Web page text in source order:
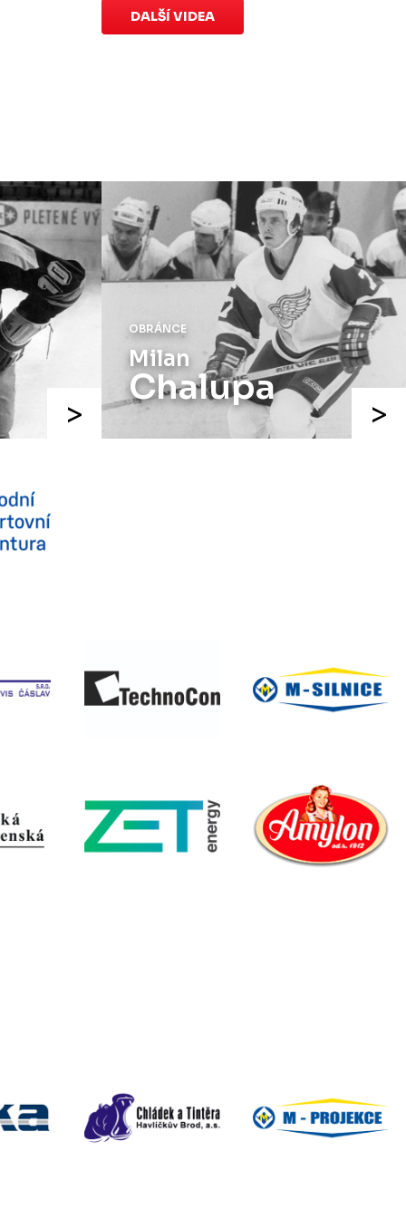
speciálních dresů končí v neděli 11.
ledna ve 20:00.
důvodu marodky Slovanuodloženo
Kluby se domluvily na náhradním
termínu, Bruslaři se s Ústím nad
Labem utkají doma
v Kotlině ve
středu 26. listopadu od 18:00
DALŠÍ VIDEA
OBRÁNCE
Milan
Chalupa